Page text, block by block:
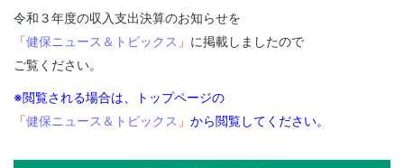
Insurance
System
の給
付
令和３年度の収入支出決算のお知らせを
「健保ニュース＆トピックス 」 に掲載しましたので
ご覧ください。
※閲覧される場合は、トップページの
「健保ニュース＆トピックス 」 から閲覧してください。